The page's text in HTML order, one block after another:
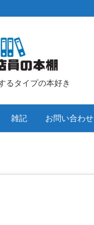
るタイプの本好き
雑記 お問い合わせ